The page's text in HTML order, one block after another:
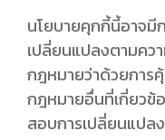
นโยบายคุกกี้นี้อาจมี
เปลี่ยนแปลงตามควา
กฎหมายว่าด้วยกา
กฎหมายอื่นที่เกี่ยวข้
สอบการเปลี่ยนแปล